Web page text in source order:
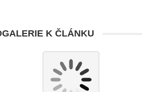
K ČLÁNKU